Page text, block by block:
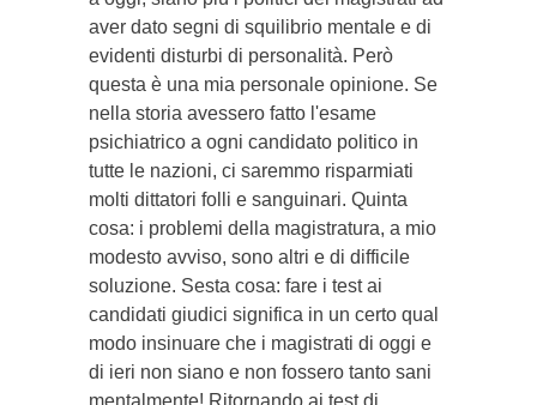
aver dato segni di squilibrio mentale e di
evidenti disturbi di personalità. Però
questa è una mia personale opinione. Se
nella storia avessero fatto l'esame
psichiatrico a ogni candidato politico in
tutte le nazioni, ci saremmo risparmiati
molti dittatori folli e sanguinari. Quinta
cosa: i problemi della magistratura, a mio
modesto avviso, sono altri e di difficile
soluzione. Sesta cosa: fare i test ai
candidati giudici significa in un certo qual
modo insinuare che i magistrati di oggi e
di ieri non siano e non fossero tanto sani